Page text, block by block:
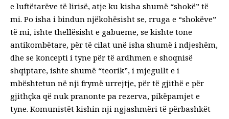
e luftëtarëve të lirisë, atje ku kisha shumë “shokë” të
mi. Po isha i bindun njëkohësisht se, rruga e “shokëve”
të mi, ishte thellësisht e gabueme, se kishte tone
antikombëtare, për të cilat unë isha shumë i ndjeshëm,
dhe se koncepti i tyne për të ardhmen e shoqnisë
shqiptare, ishte shumë “teorik”, i mjegullt e i
mbështetun në nji frymë urrejtje, për të gjithë e për
gjithçka që nuk pranonte pa rezerva, pikëpamjet e
tyne. Komunistët kishin nji ngjashmëri të përbashkët